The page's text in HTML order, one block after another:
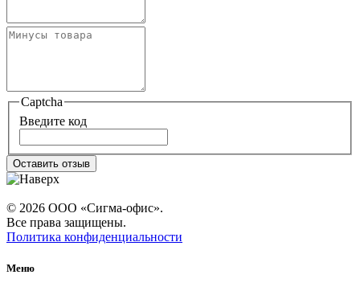
Captcha
Введите код
Оставить отзыв
© 2026 ООО «Сигма-офис».
Все права защищены.
Политика конфиденциальности
Меню